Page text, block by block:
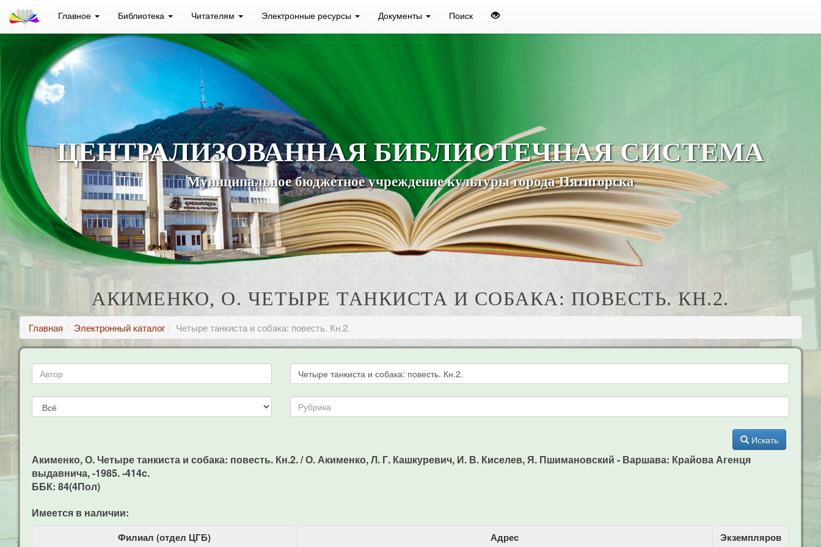
Главное Библиотека Читателям Электронные ресурсы Документы Поиск
ЦЕНТРАЛИЗОВАННАЯ БИБЛИОТЕЧНАЯ СИСТЕМА
Муниципальное бюджетное учреждение культуры города Пятигорска
АКИМЕНКО, О. ЧЕТЫРЕ ТАНКИСТА И СОБАКА: ПОВЕСТЬ. КН.2.
Главная Электронный каталог Четыре танкиста и собака: повесть. Кн.2.
Искать
Акименко, О. Четыре танкиста и собака: повесть. Кн.2. / О. Акименко, Л. Г. Кашкуревич, И. В. Киселев, Я. Пшимановский - Варшава: Крайова Агенця
выдавнича, -1985. -414c.
ББК: 84(4Пол)
Имеется в наличии:
Филиал (отдел ЦГБ) Адрес Экземпляров